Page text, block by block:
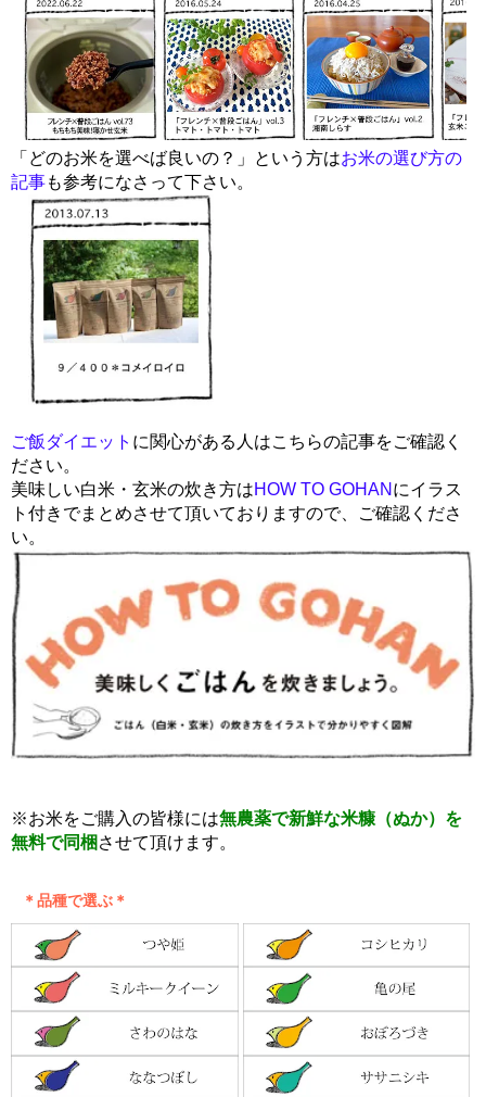
「どのお米を選べば良いの？」という方はお米の選び方の
記事も参考になさって下さい。
ご飯ダイエット に関心がある人はこちらの記事をご確認く
ださい。
美味しい白米・玄米の炊き方はHOW TO GOHAN にイラス
ト付きでまとめさせて頂いておりますので、ご確認くださ
い。
※お米をご購入の皆様には無農薬で新鮮な米糠（ぬか）を
無料で同梱 させて頂けます。
＊品種で選ぶ＊